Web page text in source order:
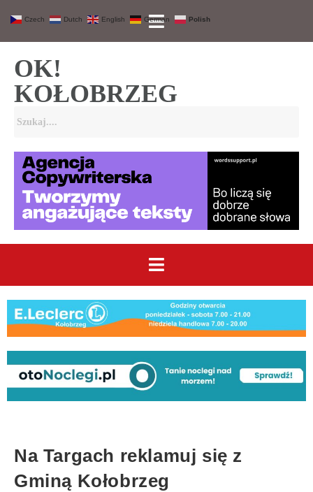
OK!
KOŁOBRZEG
Na Targach reklamuj się z
Gminą Kołobrzeg
Czech Dutch English German Polish